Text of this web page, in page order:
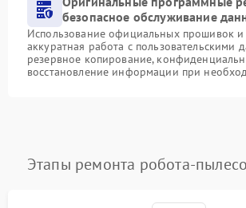
безопасное обслуживание
Использование официальных прошивок и
аккуратная работа с пользовательскими
резервное копирование,
восстановление информации при
Этапы ремонта робота-